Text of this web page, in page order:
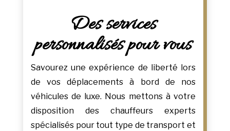
Des services
personnalisés pour vous
Savourez une expérience de liberté lors
de vos déplacements à bord de nos
véhicules de luxe. Nous mettons à votre
disposition des chauffeurs experts
spécialisés pour tout type de transport et